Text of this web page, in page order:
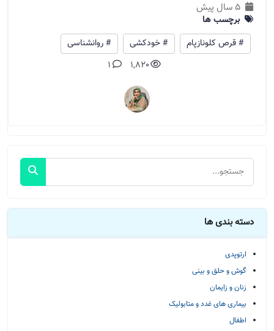
5 سال پیش
برچسب ها
# قرص کلونازپام
# خودکشی
# روانشناسی
1,820
1
دسته بندی ها
ارتوپدی
گوش و حلق و بینی
زنان و زایمان
بیماری های غدد و متابولیک
اطفال